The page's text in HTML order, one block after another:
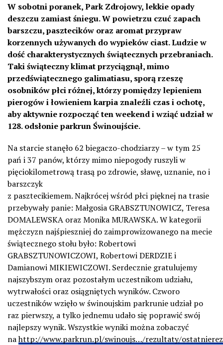
W sobotni poranek, Park Zdrojowy, lekkie opady
deszczu zamiast śniegu. W powietrzu czuć zapach
barszczu, pasztecików oraz aromat przypraw
korzennych używanych do wypieków ciast. Ludzie w
dość charakterystycznych świątecznych przebraniach.
Taki świąteczny klimat przyciągnął, mimo
przedświątecznego galimatiasu, sporą rzeszę
osobników płci różnej, którzy pomiędzy lepieniem
pierogów i łowieniem karpia znaleźli czas i ochotę,
aby aktywnie rozpocząć ten weekend i wziąć udział w
128. odsłonie parkrun Świnoujście.
Na starcie stanęło 62 biegaczo-chodziarzy – w tym 25
pań i 37 panów, którzy mimo niepogody ruszyli w
pięciokilometrową trasą po zdrowie, sławę, uznanie, no i
barszczyk
z pasztecikiemem. Najkrócej wśród płci pięknej na trasie
przebywały panie: Małgosia GRABSZTUNOWICZ, Teresa
DOMALEWSKA oraz Monika MURAWSKA. W kategorii
mężczyzn najśpieszniej do zaimprowizowanego na mecie
świątecznego stołu było: Robertowi
GRABSZTUNOWICZOWI, Robertowi DERDZIE i
Damianowi MIKIEWICZOWI. Serdecznie gratulujemy
najszybszym oraz pozostałym uczestnikom udziału,
wytrwałości oraz osiągniętych wyników. Czworo
uczestników wzięło w świnoujskim parkrunie udział po
raz pierwszy, a tylko jednemu udało się poprawić swój
najlepszy wynik. Wszystkie wyniki można zobaczyć
nahttp://www.parkrun.pl/swinoujs…/rezultaty/